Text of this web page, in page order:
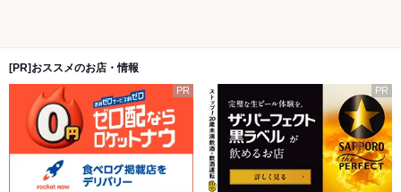
[PR]おススメのお店・情報
PR PR